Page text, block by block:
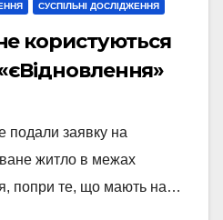
СУСПІЛЬНІ ДОСЛІДЖЕННЯ
користуються
подали заявку на
житло в межах
попри те, що мають на…